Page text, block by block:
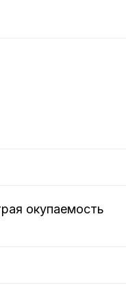
окупаемость